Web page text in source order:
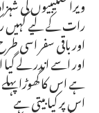
رات کے لیے کہیں
اور باقی سفر اسی
اور اسے اندر لے گیا
ہے اس کا گھوڑا پہلے
اس پر کیا بیتی ہے